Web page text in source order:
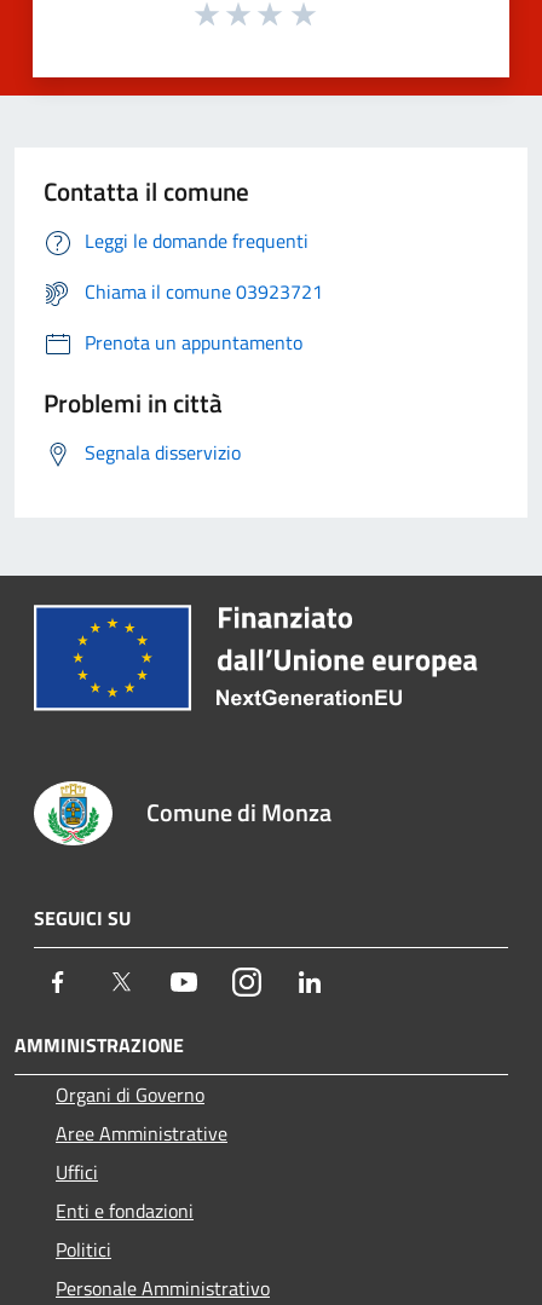
Contatta il comune
Leggi le domande frequenti
Chiama il comune 03923721
Prenota un appuntamento
Problemi in città
Segnala disservizio
Comune di Monza
SEGUICI SU
Facebook Twitter YoutubeInstagram
AMMINISTRAZIONE
Organi di Governo
Aree Amministrative
Uffici
Enti e fondazioni
Politici
Personale Amministrativo